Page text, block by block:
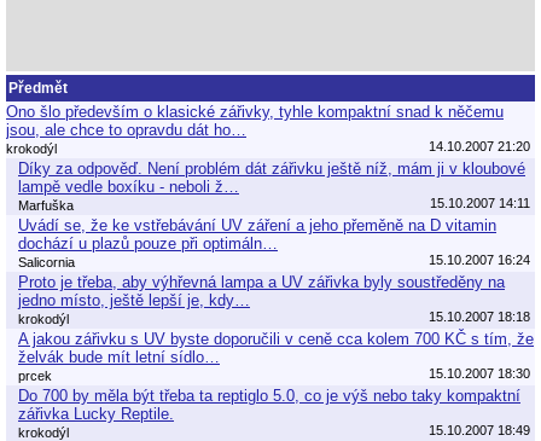
Předmět
Ono šlo především o klasické zářivky, tyhle kompaktní snad k něčemu
jsou, ale chce to opravdu dát ho…
krokodýl 14.10.2007 21:20
Díky za odpověď. Není problém dát zářivku ještě níž, mám ji v kloubové
lampě vedle boxíku - neboli ž…
Marfuška 15.10.2007 14:11
Uvádí se, že ke vstřebávání UV záření a jeho přeměně na D vitamin
dochází u plazů pouze při optimáln…
Salicornia 15.10.2007 16:24
Proto je třeba, aby výhřevná lampa a UV zářivka byly soustředěny na
jedno místo, ještě lepší je, kdy…
krokodýl 15.10.2007 18:18
A jakou zářivku s UV byste doporučili v ceně cca kolem 700 KČ s tím, že
želvák bude mít letní sídlo…
prcek 15.10.2007 18:30
Do 700 by měla být třeba ta reptiglo 5.0, co je výš nebo taky kompaktní
zářivka Lucky Reptile.
krokodýl 15.10.2007 18:49